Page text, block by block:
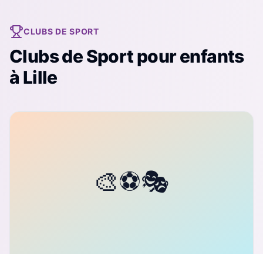
CLUBS DE SPORT
Clubs de Sportpour enfants
à Lille